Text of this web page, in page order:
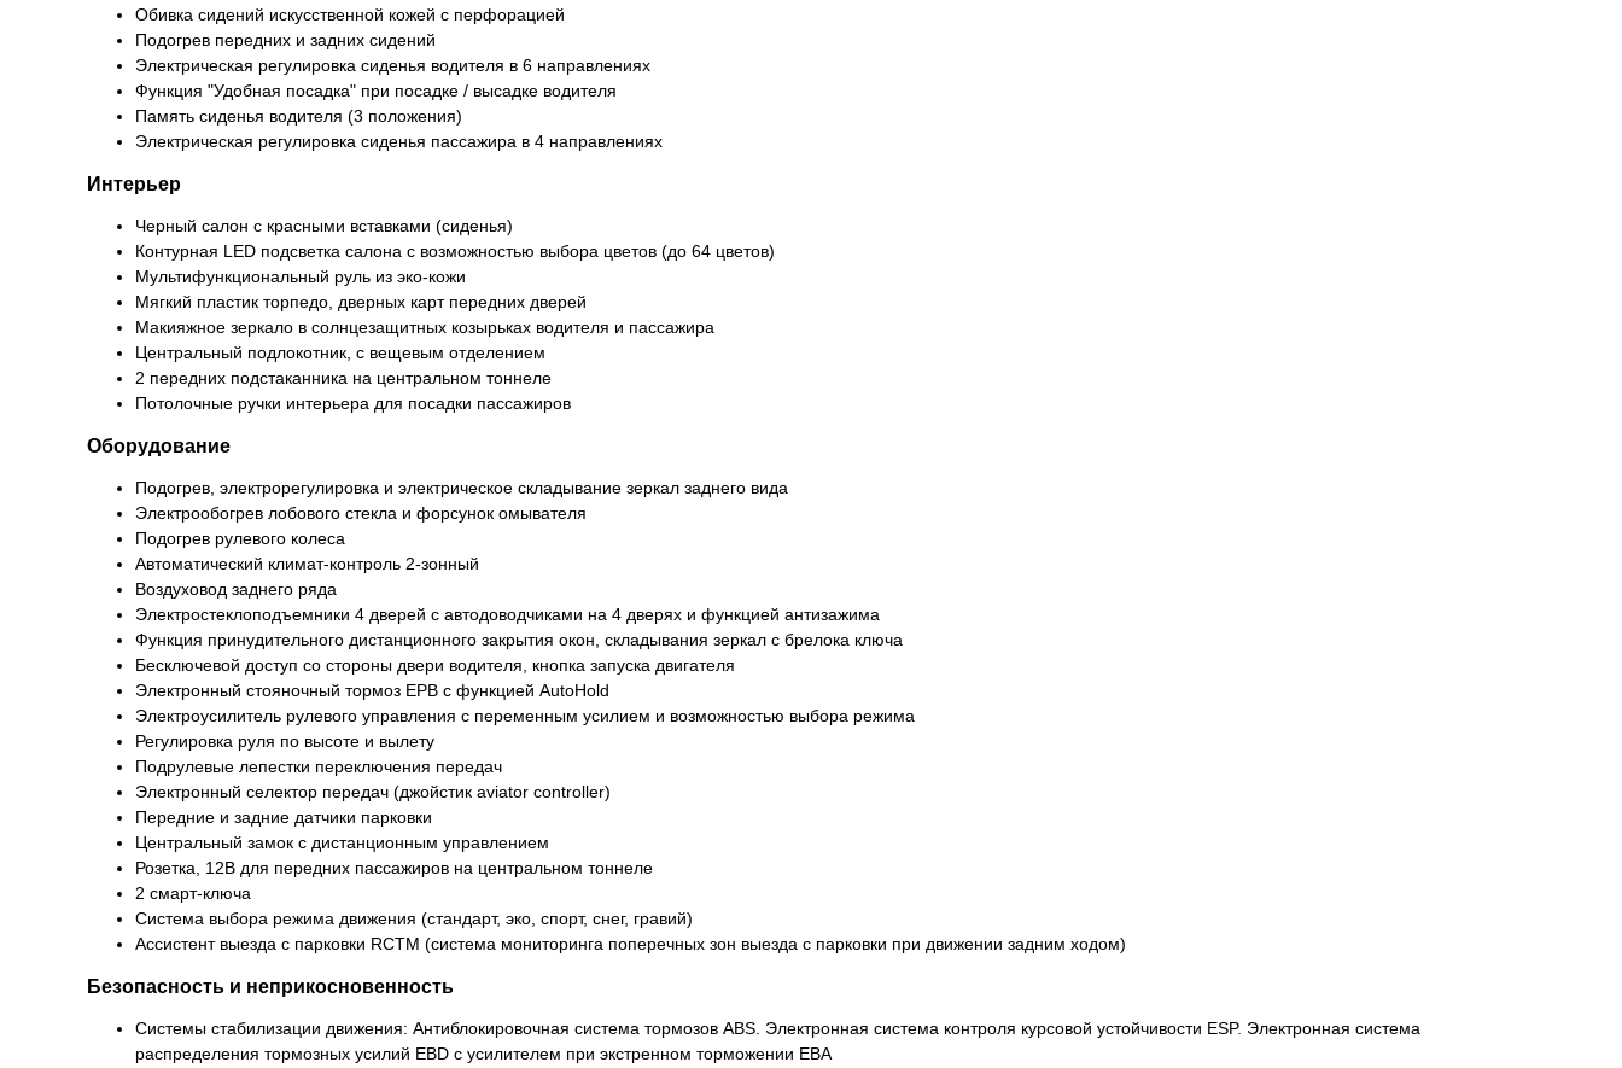
Обивка сидений искусственной кожей с перфорацией
Подогрев передних и задних сидений
Электрическая регулировка сиденья водителя в 6 направлениях
Функция "Удобная посадка" при посадке / высадке водителя
Память сиденья водителя (3 положения)
Электрическая регулировка сиденья пассажира в 4 направлениях
Интерьер
Черный салон с красными вставками (сиденья)
Контурная LED подсветка салона с возможностью выбора цветов (до 64 цветов)
Мультифункциональный руль из эко-кожи
Мягкий пластик торпедо, дверных карт передних дверей
Макияжное зеркало в солнцезащитных козырьках водителя и пассажира
Центральный подлокотник, с вещевым отделением
2 передних подстаканника на центральном тоннеле
Потолочные ручки интерьера для посадки пассажиров
Оборудование
Подогрев, электрорегулировка и электрическое складывание зеркал заднего вида
Электрообогрев лобового стекла и форсунок омывателя
Подогрев рулевого колеса
Автоматический климат-контроль 2-зонный
Воздуховод заднего ряда
Электростеклоподъемники 4 дверей с автодоводчиками на 4 дверях и функцией антизажима
Функция принудительного дистанционного закрытия окон, складывания зеркал с брелока ключа
Бесключевой доступ со стороны двери водителя, кнопка запуска двигателя
Электронный стояночный тормоз EPB с функцией AutoHold
Электроусилитель рулевого управления с переменным усилием и возможностью выбора режима
Регулировка руля по высоте и вылету
Подрулевые лепестки переключения передач
Электронный селектор передач (джойстик aviator controller)
Передние и задние датчики парковки
Центральный замок с дистанционным управлением
Розетка, 12В для передних пассажиров на центральном тоннеле
2 смарт-ключа
Система выбора режима движения (стандарт, эко, спорт, снег, гравий)
Ассистент выезда с парковки RCTM (система мониторинга поперечных зон выезда с парковки при движении задним ходом)
Безопасность и неприкосновенность
Системы стабилизации движения: Антиблокировочная система тормозов ABS. Электронная система контроля курсовой устойчивости ESP. Электронная система
распределения тормозных усилий EBD с усилителем при экстренном торможении EBA